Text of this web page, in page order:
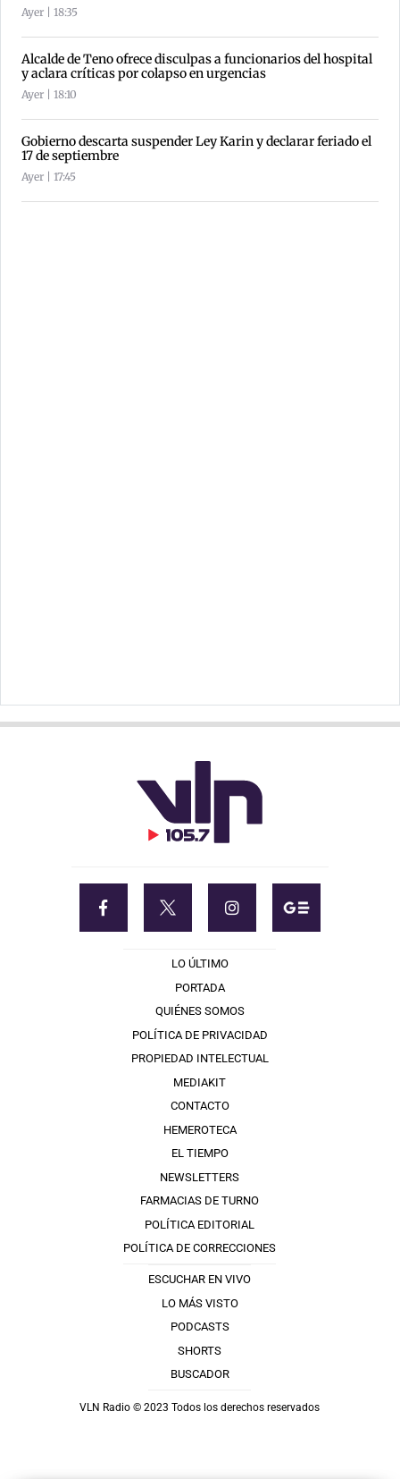
Ayer | 18:35
Alcalde de Teno ofrece disculpas a funcionarios del hospital
y aclara críticas por colapso en urgencias
Ayer | 18:10
Gobierno descarta suspender Ley Karin y declarar feriado el
17 de septiembre
Ayer | 17:45
LO ÚLTIMO
PORTADA
QUIÉNES SOMOS
POLÍTICA DE PRIVACIDAD
PROPIEDAD INTELECTUAL
MEDIAKIT
CONTACTO
HEMEROTECA
EL TIEMPO
NEWSLETTERS
FARMACIAS DE TURNO
POLÍTICA EDITORIAL
POLÍTICA DE CORRECCIONES
ESCUCHAR EN VIVO
LO MÁS VISTO
PODCASTS
SHORTS
BUSCADOR
VLN Radio © 2023 Todos los derechos reservados